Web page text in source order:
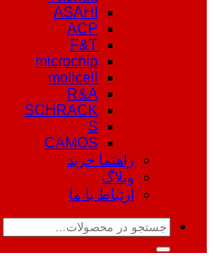
ASAHI
ACP
F&T
microchip
molicell
R&A
SCHRACK
S
CAMOS
راهنما خرید
وبلاگ
ارتباط با ما
جستجو